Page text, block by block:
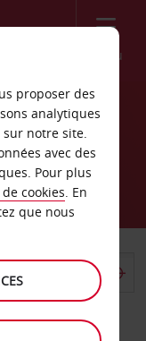
Menu
hôtel
proposer des
analytiques
notre site.
avec des
Pour plus
cookies. En
que nous